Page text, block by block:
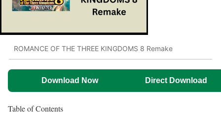
ROMANCE OF THE THREE KINGDOMS 8 Remake
Download Now Direct Download
Table of Contents